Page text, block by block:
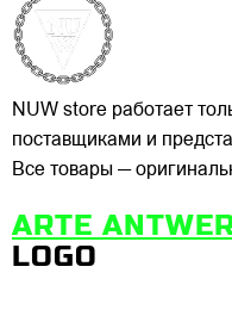
NUW store работает
поставщиками и
Все товары —
ARTE
LOGO